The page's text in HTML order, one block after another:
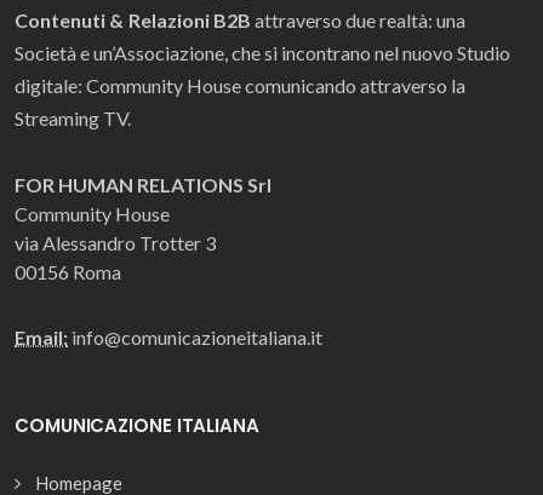
Contenuti & Relazioni B2B attraverso due realtà: una
Società e un’Associazione, che si incontrano nel nuovo Studio
digitale: Community House comunicando attraverso la
Streaming TV.
FOR HUMAN RELATIONS Srl
Community House
via Alessandro Trotter 3
00156 Roma
Email: info@comunicazioneitaliana.it
COMUNICAZIONE ITALIANA
Homepage